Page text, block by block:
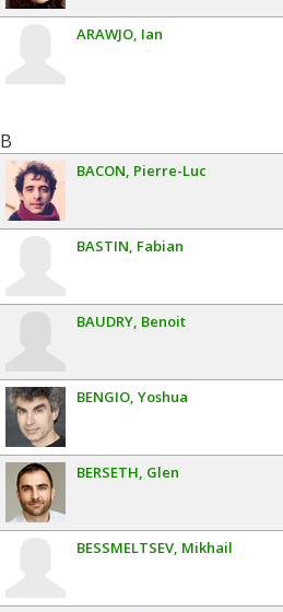
ARAWJO Ian
B
BACON Pierre-Luc
BASTIN Fabian
BAUDRY Benoit
BENGIO Yoshua
BERSETH Glen
BESSMELTSEV Mikhail